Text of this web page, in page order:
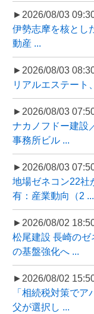
►2026/08/03
伊勢志摩を核とし
動産 ...
►2026/08/03
リアルエステート
►2026/08/03
ナカノフドー建設
事務所ビル ...
►2026/08/03
地場ゼネコン22社
有：産業動向（2 ...
►2026/08/02
松尾建設 長崎の
の基盤強化へ ...
►2026/08/02
「相続税対策で
父が選択し ...